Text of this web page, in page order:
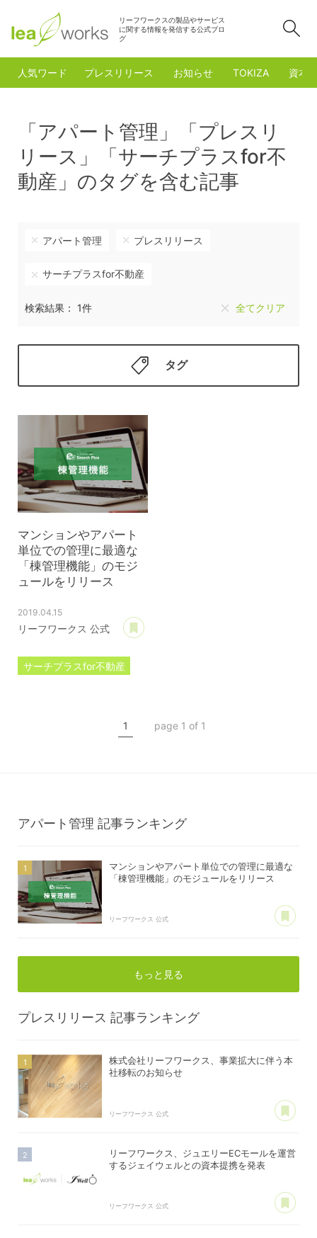
リーフワークスの製品やサービス
に関する情報を発信する公式ブロ
グ
人気ワード プレスリリース お知らせ TOKIZA 資本
「アパート管理」「プレスリ
リース」「サーチプラスfor不
動産」のタグを含む記事
アパート管理 プレスリリース
サーチプラスfor不動産
検索結果： 1件 全てクリア
タグ
マンションやアパート
単位での管理に最適な
「棟管理機能」のモジ
ュールをリリース
2019.04.15
リーフワークス 公式
サーチプラスfor不動産
1 page 1 of 1
アパート管理 記事ランキング
マンションやアパート単位での管理に最適な
「棟管理機能」のモジュールをリリース
リーフワークス 公式
もっと見る
プレスリリース 記事ランキング
株式会社リーフワークス、事業拡大に伴う本
社移転のお知らせ
リーフワークス 公式
リーフワークス、ジュエリーECモールを運営
するジェイウェルとの資本提携を発表
リーフワークス 公式